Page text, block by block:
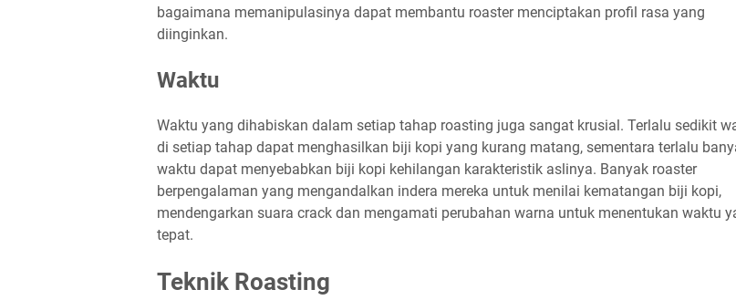
bagaimana memanipulasinya dapat membantu roaster menciptakan profil rasa yang
diinginkan.
Waktu
Waktu yang dihabiskan dalam setiap tahap roasting juga sangat krusial. Terlalu sedikit
di setiap tahap dapat menghasilkan biji kopi yang kurang matang, sementara terlalu
waktu dapat menyebabkan biji kopi kehilangan karakteristik aslinya. Banyak roaster
berpengalaman yang mengandalkan indera mereka untuk menilai kematangan biji kopi,
mendengarkan suara crack dan mengamati perubahan warna untuk menentukan waktu
tepat.
Teknik Roasting